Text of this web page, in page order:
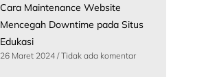
Cara Maintenance Website
Mencegah Downtime pada Situs
Edukasi
26 Maret 2024 Tidak ada komentar